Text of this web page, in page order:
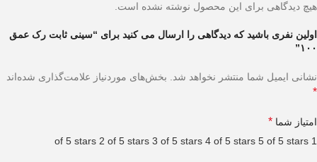
هیچ دیدگاهی برای این محصول نوشته نشده است.
اولین نفری باشید که دیدگاهی را ارسال می کنید برای “سینی ثابت رک عمق
۱۰۰”
نشانی ایمیل شما منتشر نخواهد شد. بخش‌های موردنیاز علامت‌گذاری شده‌اند
*
امتیاز شما *
1 of 5 stars
2 of 5 stars 3 of 5 stars 4 of 5 stars 5 of 5 stars